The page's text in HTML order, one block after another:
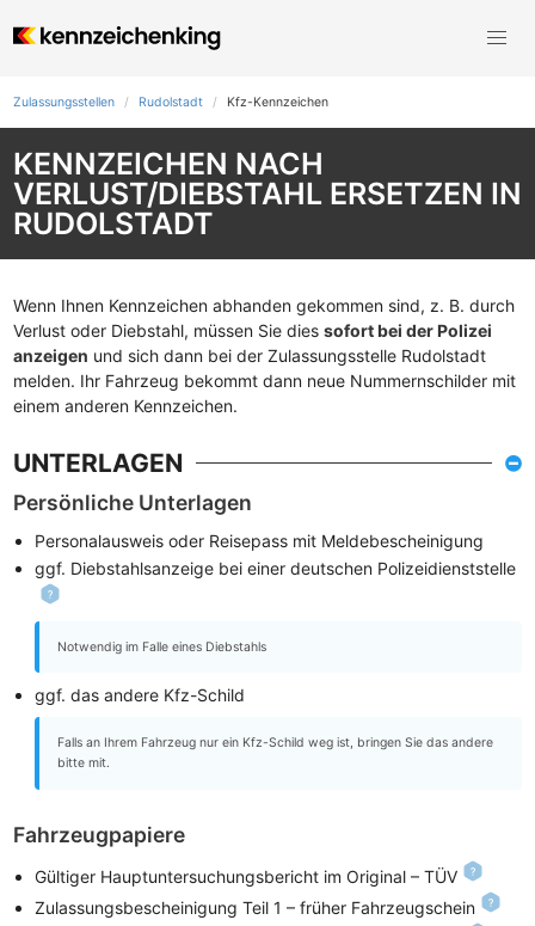
Zulassungsstellen Rudolstadt Kfz-Kennzeichen
KENNZEICHEN NACH
VERLUST/DIEBSTAHL ERSETZEN IN
RUDOLSTADT
Wenn Ihnen Kennzeichen abhanden gekommen sind, z. B. durch
Verlust oder Diebstahl, müssen Sie dies sofort bei der Polizei
anzeigen und sich dann bei der Zulassungsstelle Rudolstadt
melden. Ihr Fahrzeug bekommt dann neue Nummernschilder mit
einem anderen Kennzeichen.
UNTERLAGEN
Persönliche Unterlagen
Personalausweis oder Reisepass mit Meldebescheinigung
ggf. Diebstahlsanzeige bei einer deutschen Polizeidienststelle
Notwendig im Falle eines Diebstahls
ggf. das andere Kfz-Schild
Falls an Ihrem Fahrzeug nur ein Kfz-Schild weg ist, bringen Sie das andere
bitte mit.
Fahrzeugpapiere
Gültiger Hauptuntersuchungsbericht im Original – TÜV
Zulassungsbescheinigung Teil 1 – früher Fahrzeugschein